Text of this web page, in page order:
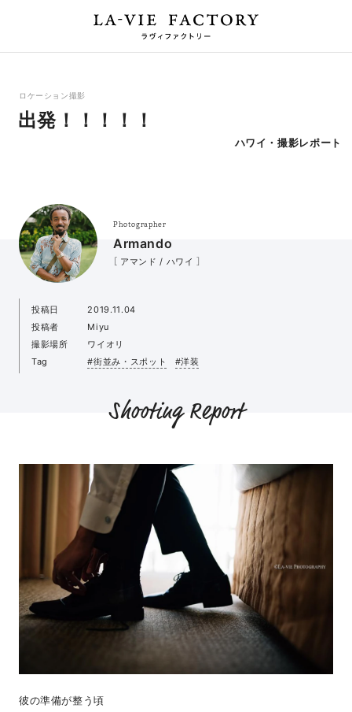
ロケーション撮影
出発！！！！！
ハワイ・撮影レポート
Photographer
Armando
［ アマンド / ハワイ ］
投稿日
2019.11.04
投稿者
Miyu
撮影場所
ワイオリ
Tag
#街並み・スポット #洋装
Shooting Report
彼の準備が整う頃